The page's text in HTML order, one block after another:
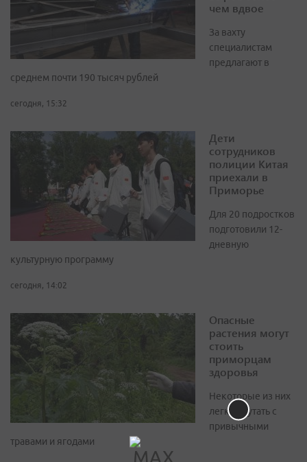
чем вдвое
За вахту
специалистам
предлагают в
среднем почти 190 тысяч рублей
сегодня, 15:32
Дети
сотрудников
полиции Китая
приехали в
Приморье
Для 20 подростков
подготовили 12-
дневную
культурную программу
сегодня, 14:02
Опасные
растения могут
стоить
приморцам
здоровья
Некоторые из них
легко спутать с
привычными
травами и ягодами